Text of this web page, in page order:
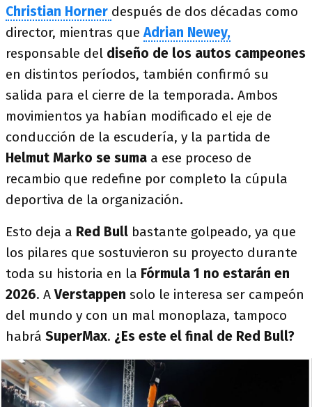
Christian Horner después de dos décadas como
director, mientras queAdrian Newey,
responsable del diseño de los autos campeones
en distintos períodos, también confirmó su
salida para el cierre de la temporada. Ambos
movimientos ya habían modificado el eje de
conducción de la escudería, y la partida de
Helmut Marko se suma a ese proceso de
recambio que redefine por completo la cúpula
deportiva de la organización.
Esto deja a Red Bull bastante golpeado, ya que
los pilares que sostuvieron su proyecto durante
toda su historia en la Fórmula 1 no estarán en
2026. AVerstappen solo le interesa ser campeón
del mundo y con un mal monoplaza, tampoco
habrá SuperMax. ¿Es este el final de Red Bull?